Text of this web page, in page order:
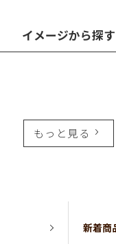
イメージから探す
もっと見る
新着商